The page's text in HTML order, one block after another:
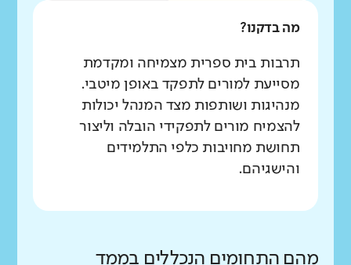
מה בדקנו?
תרבות בית ספרית מצמיחה ומקדמת
מסייעת למורים לתפקד באופן מיטבי.
מנהיגות ושותפות מצד המנהל יכולות
להצמיח מורים לתפקידי הובלה וליצור
תחושת מחויבות כלפי התלמידים
והישגיהם.
מהם התחומים הנכללים בממד